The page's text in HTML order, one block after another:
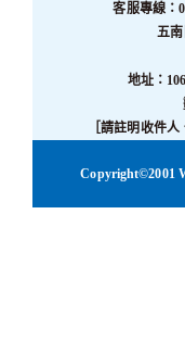
客服專線：
五
地址：
［請註明收件
Copyright©2001